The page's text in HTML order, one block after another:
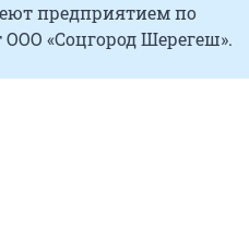
предприятием по
«Соцгород Шерегеш».